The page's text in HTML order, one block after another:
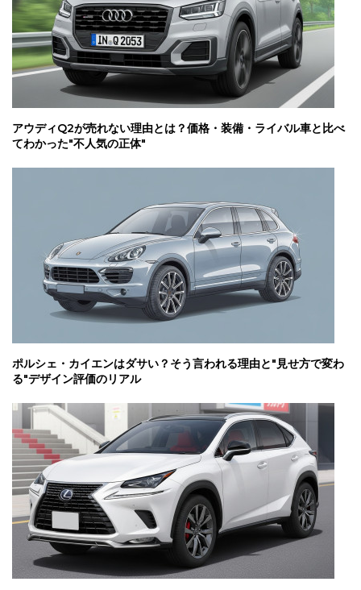
アウディQ2が売れない理由とは？価格・装備・ライバル車と比べ
てわかった"不人気の正体"
ポルシェ・カイエンはダサい？そう言われる理由と"見せ方で変わ
る"デザイン評価のリアル